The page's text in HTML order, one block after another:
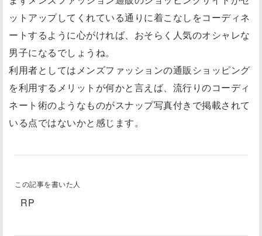
ットアップしてくれている通りに着こなしをコーディネ
ートするように心がければ、おそらく人気のオシャレな
男子になるでしょうね。
利用者としてはメンズファッションの通販ショッピング
を利用するメリットが何かと言えば、流行りのコーディ
ネート術のようなものがスナップ写真付きで掲載されて
いる点ではないかと感じます。
この記事を書いた人
RP